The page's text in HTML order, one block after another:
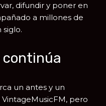
difundir y poner en
a millones de
siglo.
continúa
un antes y un
pero